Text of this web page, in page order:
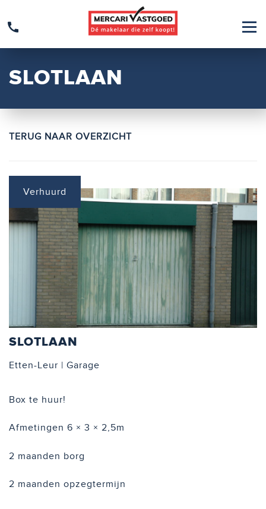
SLOTLAAN
TERUG NAAR OVERZICHT
Verhuurd
SLOTLAAN
Etten-Leur | Garage
Box te huur!
Afmetingen 6 × 3 × 2,5m
2 maanden borg
2 maanden opzegtermijn